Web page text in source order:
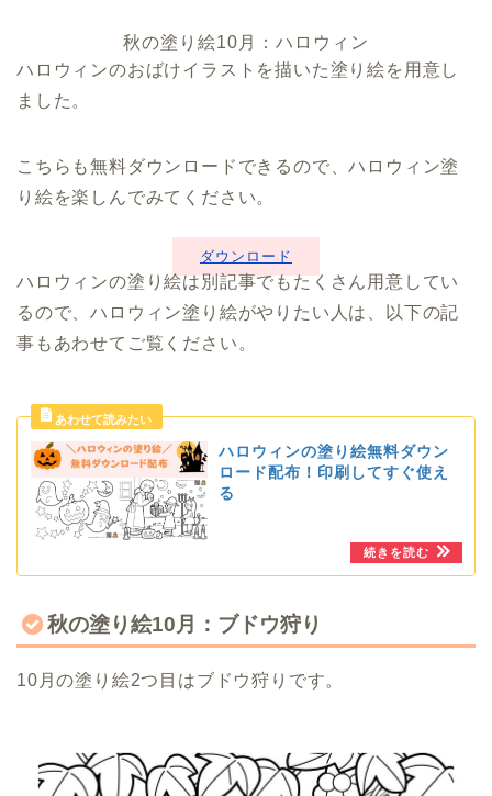
秋の塗り絵10月：ハロウィン
ハロウィンのおばけイラストを描いた塗り絵を用意し
ました。
こちらも無料ダウンロードできるので、ハロウィン塗
り絵を楽しんでみてください。
ダウンロード
ハロウィンの塗り絵は別記事でもたくさん用意してい
るので、ハロウィン塗り絵がやりたい人は、以下の記
事もあわせてご覧ください。
ハロウィンの塗り絵無料ダウン
ロード配布！印刷してすぐ使え
る
秋の塗り絵10月：ブドウ狩り
10月の塗り絵2つ目はブドウ狩りです。